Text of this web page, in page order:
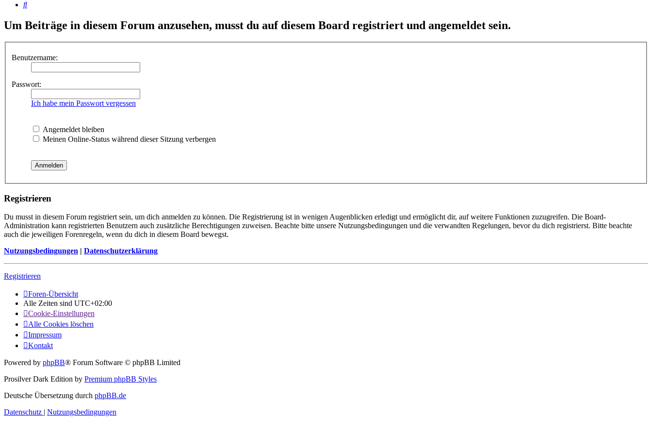
Suche
Um Beiträge in diesem Forum anzusehen, musst du auf diesem Board registriert und angemeldet sein.
Benutzername:
Passwort:
Ich habe mein Passwort vergessen
Angemeldet bleiben
Meinen Online-Status während dieser Sitzung verbergen
Registrieren
Du musst in diesem Forum registriert sein, um dich anmelden zu können. Die Registrierung ist in wenigen Augenblicken erledigt und ermöglicht dir, auf weitere Funktionen zuzugreifen. Die Board-
Administration kann registrierten Benutzern auch zusätzliche Berechtigungen zuweisen. Beachte bitte unsere Nutzungsbedingungen und die verwandten Regelungen, bevor du dich registrierst. Bitte beachte
auch die jeweiligen Forenregeln, wenn du dich in diesem Board bewegst.
Nutzungsbedingungen | Datenschutzerklärung
Registrieren
Foren-Übersicht
Alle Zeiten sind UTC+02:00
Cookie-Einstellungen
Alle Cookies löschen
Impressum
Kontakt
Powered by phpBB® Forum Software © phpBB Limited
Prosilver Dark Edition by Premium phpBB Styles
Deutsche Übersetzung durch phpBB.de
Datenschutz | Nutzungsbedingungen